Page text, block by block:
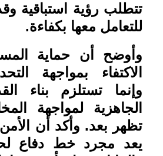
تتطلب رؤية استباقية
للتعامل معها بكفاءة.
وأوضح أن حماية
الاكتفاء بمواجهة
وإنما تستلزم بناء
الجاهزية لمواجهة
تظهر بعد. وأكد أن
يعد مجرد خط دفاع